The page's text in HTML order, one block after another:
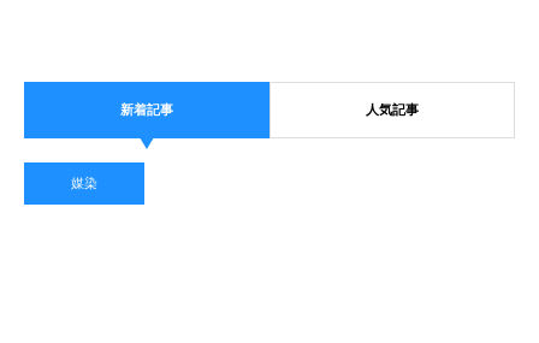
2026.08.01
藍染の汗による変色を元の青色に戻
す方法！大切なお手入れ術
新着記事 人気記事
媒染